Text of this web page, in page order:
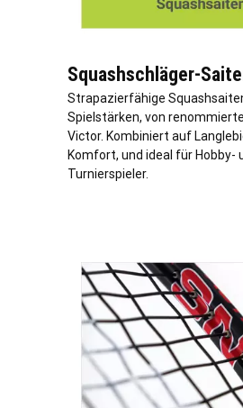
Squashschläger-
Strapazierfähige
Spielstärken, von
Victor. Kombiniert auf
Komfort, und ideal für Hobby-
Turnierspieler.